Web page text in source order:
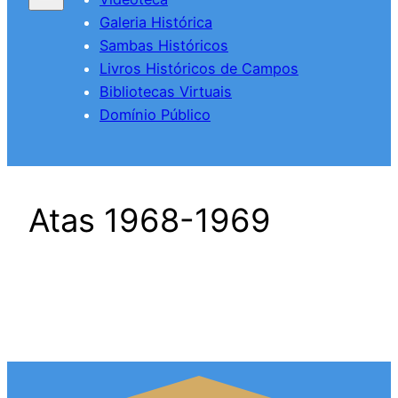
Galeria Histórica
Sambas Históricos
Livros Históricos de Campos
Bibliotecas Virtuais
Domínio Público
Atas 1968-1969